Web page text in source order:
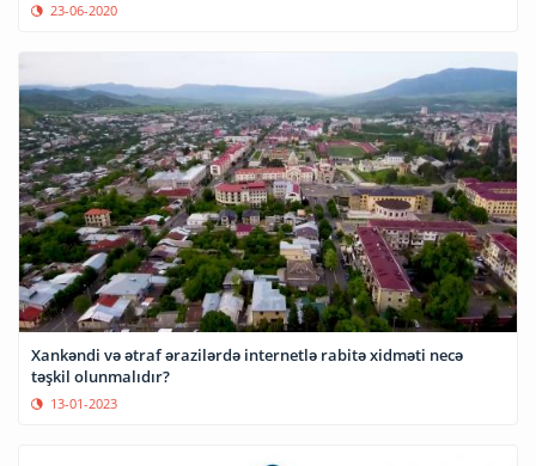
23-06-2020
Xankəndi və ətraf ərazilərdə internetlə rabitə xidməti necə
təşkil olunmalıdır?
13-01-2023